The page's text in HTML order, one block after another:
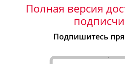
Полная версия
Подпишитесь